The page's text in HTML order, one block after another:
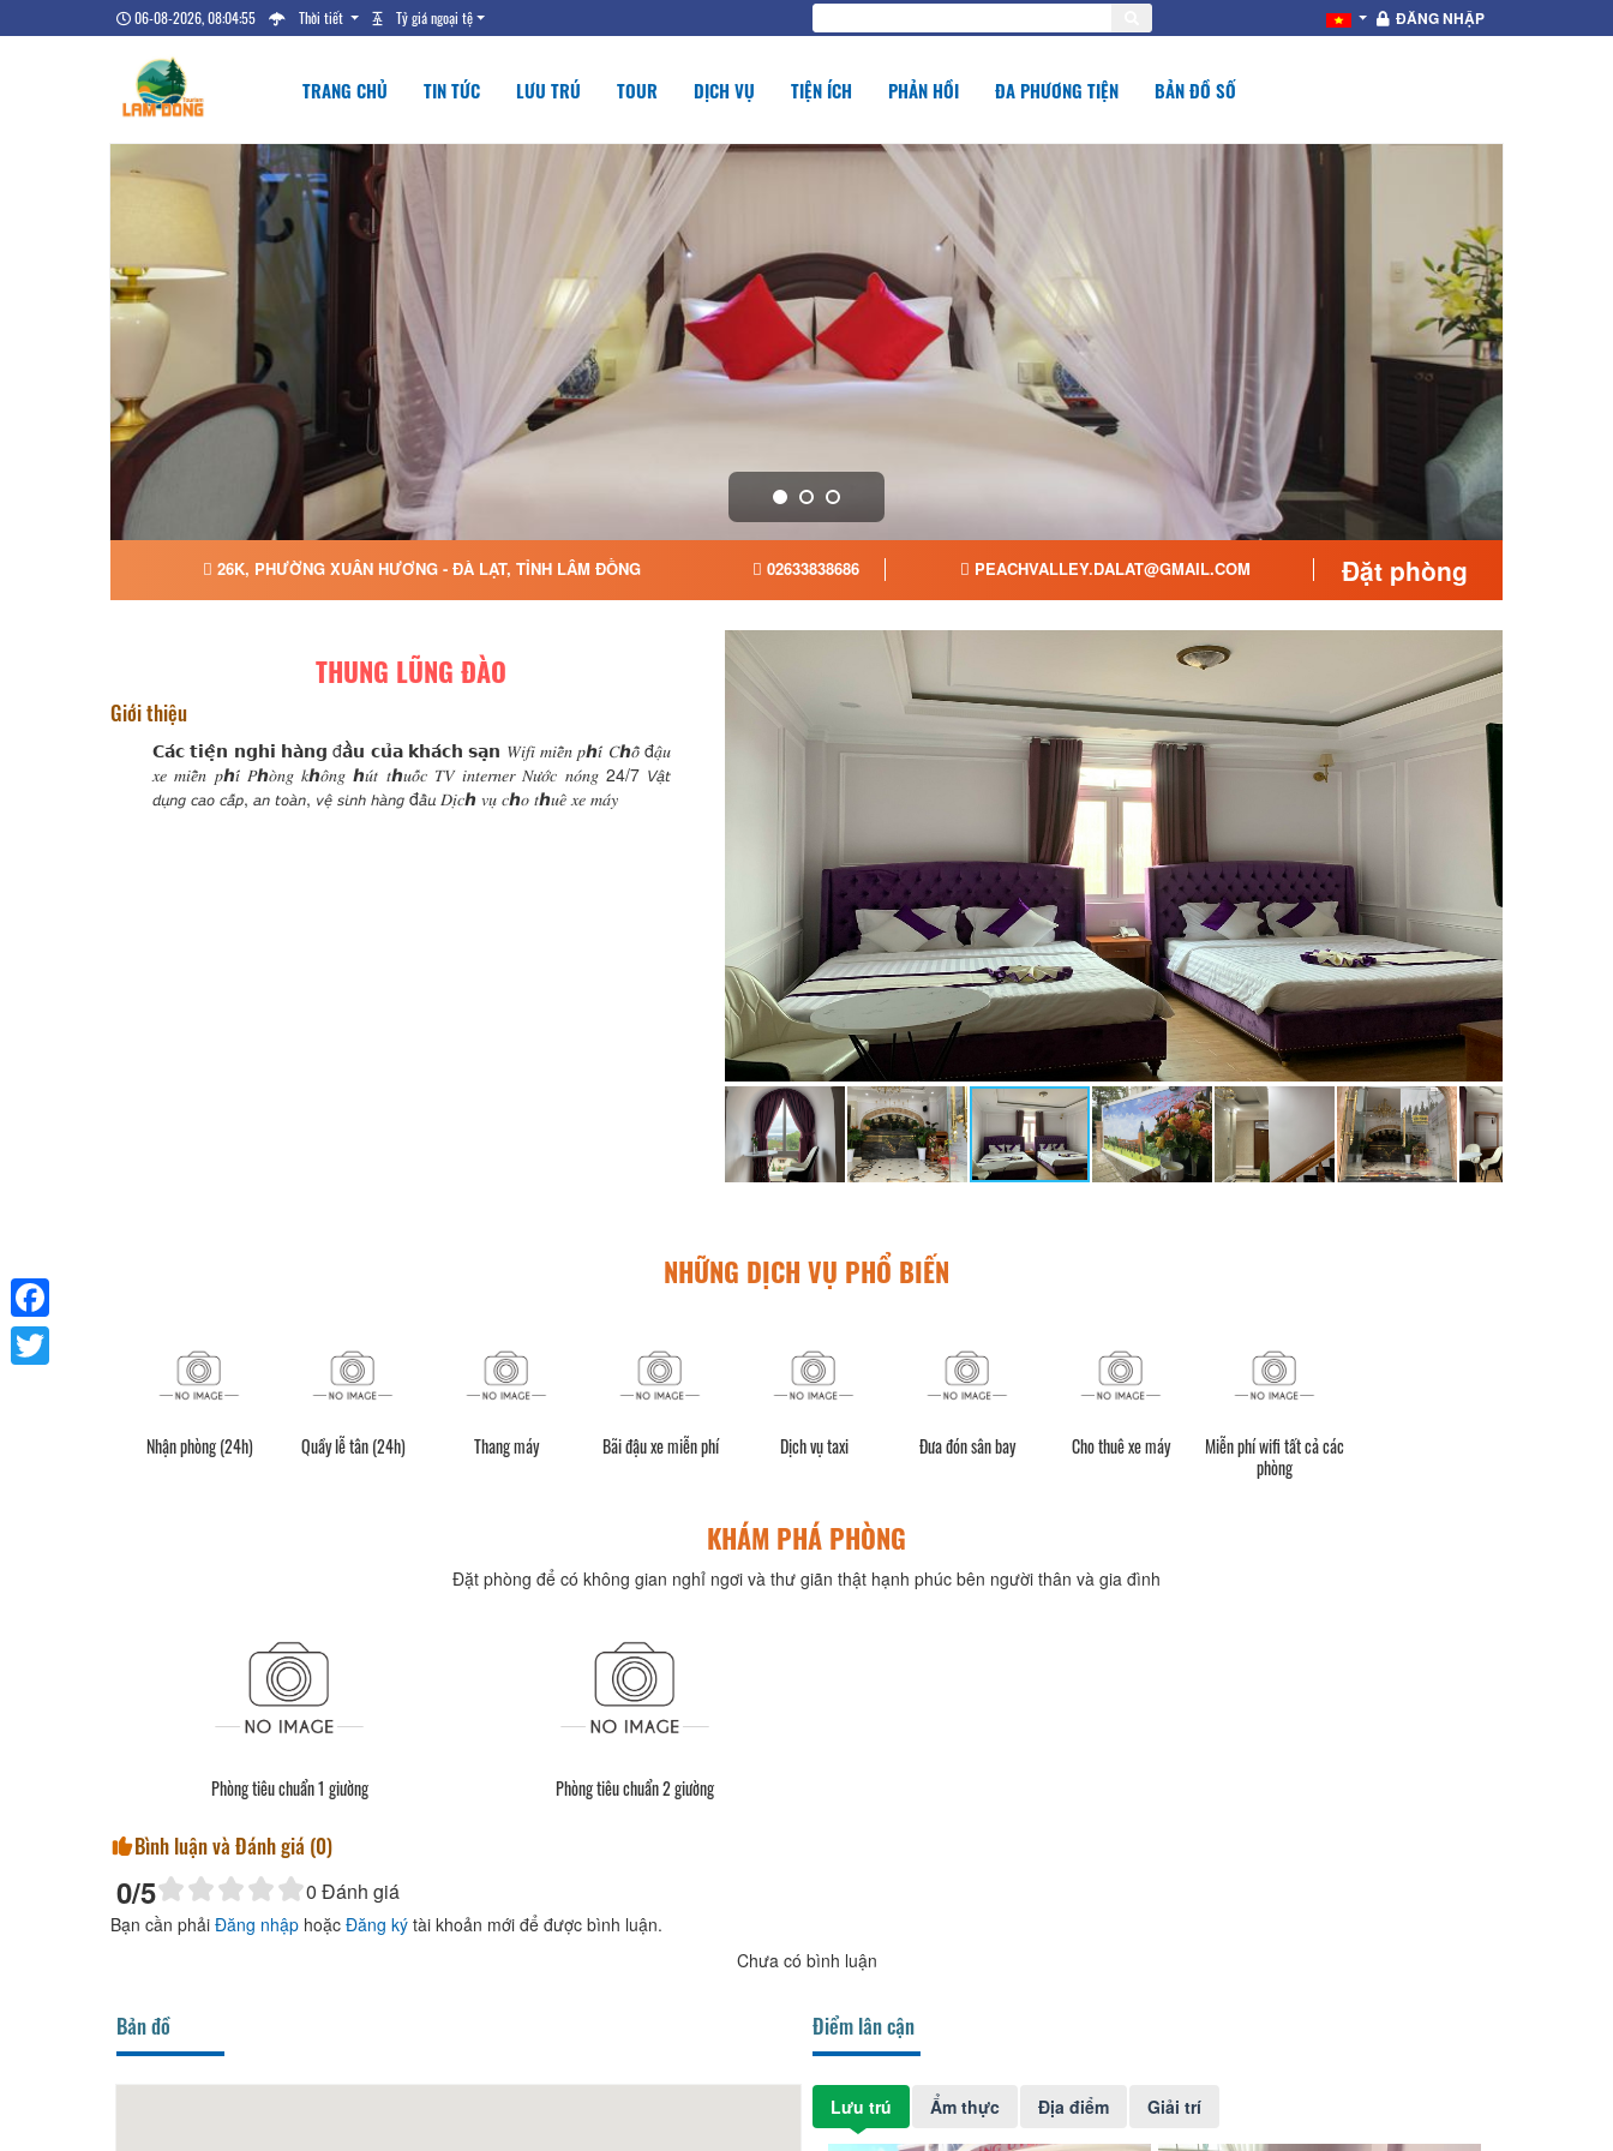
06-08-2026, 08:04:56 Thời tiết Tỷ giá ngoại tệ ĐĂNG NHẬP
TRANG CHỦ TIN TỨC LƯU TRÚ TOUR DỊCH VỤ TIỆN ÍCH PHẢN HỒI ĐA PHƯƠNG TIỆN BẢN ĐỒ SỐ
26K, PHƯỜNG XUÂN HƯƠNG - ĐÀ LẠT, TỈNH LÂM ĐỒNG 02633838686 PEACHVALLEY.DALAT@GMAIL.COM Đặt phòng
THUNG LŨNG ĐÀO
Giới thiệu
𝗖𝗮́𝗰 𝘁𝗶𝗲̣̂𝗻 𝗻𝗴𝗵𝗶 𝗵𝗮̀𝗻𝗴 đ𝗮̂̀𝘂 𝗰𝘂̉𝗮 𝗸𝗵𝗮́𝗰𝗵 𝘀𝗮̣𝗻 𝑊𝑖𝑓𝑖 𝑚𝑖𝑒̂̃𝑛 𝑝ℎ𝑖́ 𝐶ℎ𝑜̂̃ đ𝑎̣̂𝑢
𝑥𝑒 𝑚𝑖𝑒̂̃𝑛 𝑝ℎ𝑖́ 𝑃ℎ𝑜̀𝑛𝑔 𝑘ℎ𝑜̂𝑛𝑔 ℎ𝑢́𝑡 𝑡ℎ𝑢𝑜̂́𝑐 𝑇𝑉 𝑖𝑛𝑡𝑒𝑟𝑛𝑒𝑟 𝑁𝑢̛𝑜̛́𝑐 𝑛𝑜́𝑛𝑔 24/7 𝘝𝘢̣̂𝘵
𝘥𝘶̣𝘯𝘨 𝘤𝘢𝘰 𝘤𝘢̂́𝘱, 𝘢𝘯 𝘵𝘰𝘢̀𝘯, 𝘷𝘦̣̂ 𝘴𝘪𝘯𝘩 𝘩𝘢̀𝘯𝘨 đ𝘢̂̀𝘶 𝐷𝑖̣𝑐ℎ 𝑣𝑢̣ 𝑐ℎ𝑜 𝑡ℎ𝑢𝑒̂ 𝑥𝑒 𝑚𝑎́𝑦
NHỮNG DỊCH VỤ PHỔ BIẾN
Nhận phòng (24h) Quầy lễ tân (24h) Thang máy Bãi đậu xe miễn phí Dịch vụ taxi Đưa đón sân bay Cho thuê xe máy
Miễn phí wifi tất cả các
phòng
KHÁM PHÁ PHÒNG
Đặt phòng để có không gian nghỉ ngơi và thư giãn thật hạnh phúc bên người thân và gia đình
Phòng tiêu chuẩn 1 giường Phòng tiêu chuẩn 2 giường
Bình luận và Đánh giá (0)
0/5 0 Đánh giá
Bạn cần phải Đăng nhập hoặc Đăng ký tài khoản mới để được bình luận.
Chưa có bình luận
Bản đồ Điểm lân cận
Lưu trú Ẩm thực Địa điểm Giải trí
Facebook